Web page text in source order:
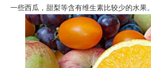
一些西瓜，甜梨等含有维生素比较少的水果。